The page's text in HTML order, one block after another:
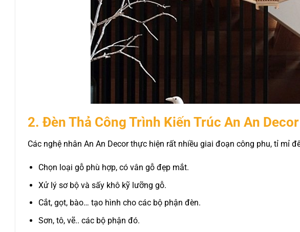
2. Đèn Thả Công Trình Kiến Trúc An An
Các nghệ nhân An An Decor thực hiện rất nhiều giai đoạn công phu, tỉ mỉ
Chọn loại gỗ phù hợp, có vân gỗ đẹp mắt.
Xử lý sơ bộ và sấy khô kỹ lưỡng gỗ.
Cắt, gọt, bào… tạo hình cho các bộ phận đèn.
Sơn, tô, vẽ.. các bộ phận đó.